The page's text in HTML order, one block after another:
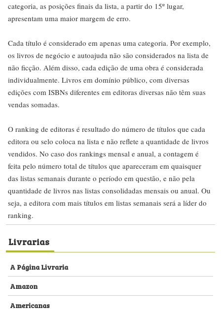
categoria, as posições finais da lista, a partir do 15º lugar,
apresentam uma maior margem de erro.
Cada título é considerado em apenas uma categoria. Por exemplo,
os livros de negócio e autoajuda não são considerados na lista de
não ficção. Além disso, cada edição de uma obra é considerada
individualmente. Livros em domínio público, com diversas
edições com ISBNs diferentes em editoras diversas não têm suas
vendas somadas.
O ranking de editoras é resultado do número de títulos que cada
editora ou selo coloca na lista e não reflete a quantidade de livros
vendidos. No caso dos rankings mensal e anual, a contagem é
feita pelo número total de títulos que apareceram em quaisquer
das listas semanais durante o período em questão, e não pela
quantidade de livros nas listas consolidadas mensais ou anual. Ou
seja, a editora com mais títulos em listas semanais será a líder do
ranking.
Livrarias
A Página Livraria
Amazon
Americanas